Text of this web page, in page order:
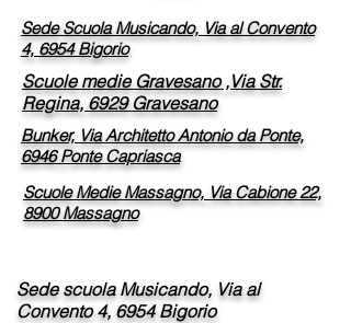
Sede Scuola Musicando, Via al Convento
4, 6954 Bigorio
Scuole medie Gravesano ,Via Str.
Regina, 6929 Gravesano
Bunker, Via Architetto Antonio da Ponte,
6946 Ponte Capriasca
Scuole Medie Massagno, Via Cabione 22,
8900 Massagno
Sede scuola Musicando, Via al
Convento 4, 6954 Bigorio